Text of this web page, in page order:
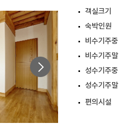
객실크기
숙박인원
비수기주중
비수기주말
성수기주중
성수기주말
편의시설